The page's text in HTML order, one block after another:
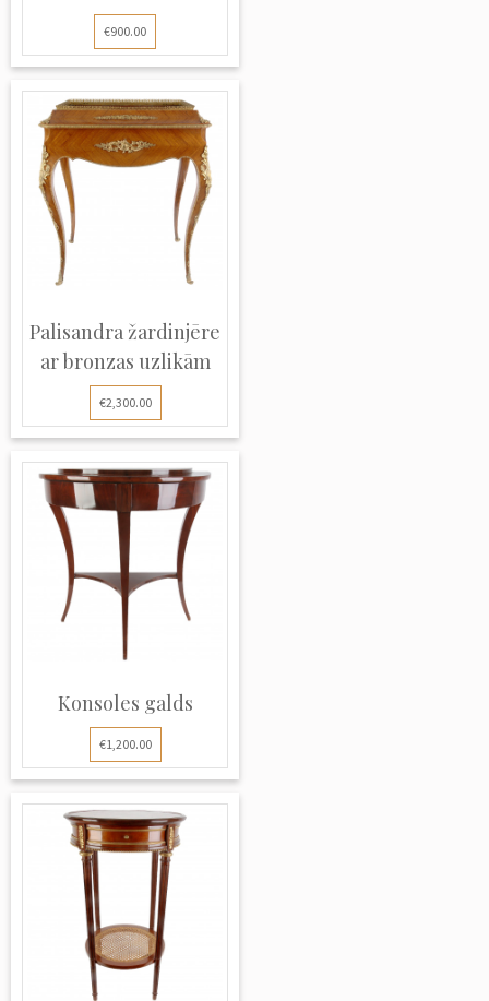
€900.00
Palisandra žardinjēre
ar bronzas uzlikām
€2,300.00
Konsoles galds
€1,200.00